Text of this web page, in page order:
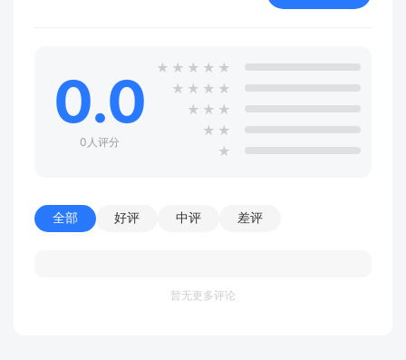
0.0
0人评分
★ ★ ★ ★ ★
★ ★ ★ ★
★ ★ ★
★ ★
★
全部 好评 中评 差评
暂无更多评论